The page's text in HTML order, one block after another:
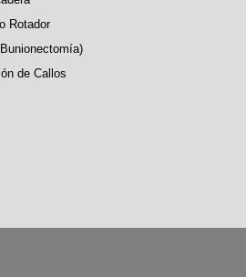
Rotador
de Callos